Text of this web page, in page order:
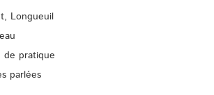
Longueuil
pratique
parlées